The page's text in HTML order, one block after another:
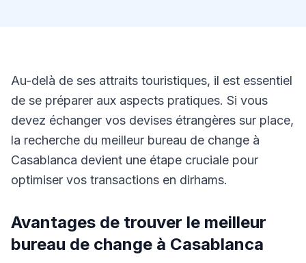
Au-delà de ses attraits touristiques, il est essentiel
de se préparer aux aspects pratiques. Si vous
devez échanger vos devises étrangères sur place,
la recherche du meilleur bureau de change à
Casablanca devient une étape cruciale pour
optimiser vos transactions en dirhams.
Avantages de trouver le meilleur
bureau de change à Casablanca